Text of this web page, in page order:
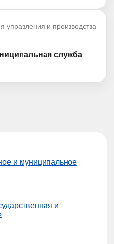
управления и производства
служба
и муниципальное
и